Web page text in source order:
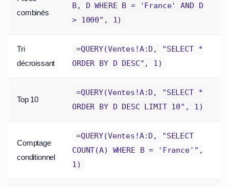
combinés
B, D WHERE B = 'France' AND D
> 1000", 1)
Tri
décroissant
=QUERY(Ventes!A:D, "SELECT *
ORDER BY D DESC", 1)
Top 10
=QUERY(Ventes!A:D, "SELECT *
ORDER BY D DESC LIMIT 10", 1)
Comptage
conditionnel
=QUERY(Ventes!A:D, "SELECT
COUNT(A) WHERE B = 'France'",
1)